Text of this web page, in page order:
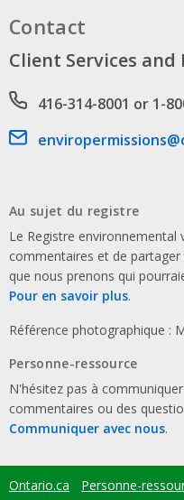
Contact
Client Services
Phone number
416-314-8001 or 1-
Email address
Au sujet du registre
Le Registre environnemental
commentaires et de
que nous prenons qui
Pour en savoir plus.
Référence photographique :
Personne-ressource
N'hésitez pas à
commentaires ou des
Communiquer avec nous.
Footer
Ontario.ca Personne-